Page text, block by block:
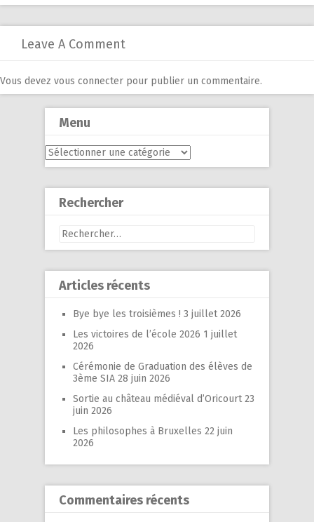
Leave A Comment
Vous devez vous connecter pour publier un commentaire.
Menu
Menu
Rechercher
Rechercher :
Articles récents
Bye bye les troisièmes ! 3 juillet 2026
Les victoires de l’école 2026 1 juillet
2026
Cérémonie de Graduation des élèves de
3ème SIA 28 juin 2026
Sortie au château médiéval d’Oricourt 23
juin 2026
Les philosophes à Bruxelles 22 juin
2026
Commentaires récents